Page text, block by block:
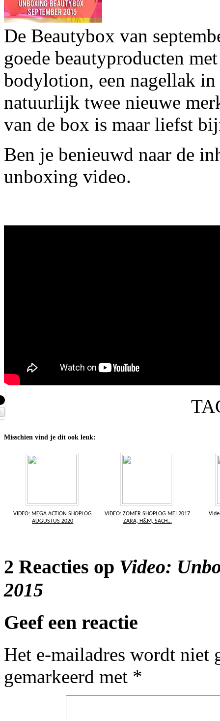
De Beautybox van
goede beautyproducten
bodylotion, een nagellak
natuurlijk twee nieuwe
van de box is maar liefst
Ben je benieuwd naar de
unboxing video.
Misschien vind je dit ook leuk:
VIDEO: MEGA ACTION SHOPLOG
AUGUSTUS 2020
VIDEO: ZOMER SHOPLOG MEI 2017
ZARA, H&M, SACH...
2 Reacties op Video:
2015
Geef een reactie
Het e-mailadres wordt niet
gemarkeerd met *